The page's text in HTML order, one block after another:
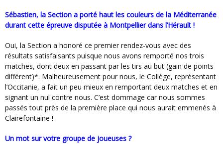
Sébastien, la Section a porté haut les couleurs de la Méditerranée
durant cette épreuve disputée à Montpellier dans l’Hérault !
Oui, la Section a honoré ce premier rendez-vous avec des
résultats satisfaisants puisque nous avons remporté nos trois
matches, dont deux en passant par les tirs au but (gain de points
différent)*. Malheureusement pour nous, le Collège, représentant
l’Occitanie, a fait un peu mieux en remportant deux matches et en
signant un nul contre nous. C’est dommage car nous sommes
passés tout près de la première place qui nous aurait emmenés à
Clairefontaine !
Un mot sur votre groupe de joueuses ?